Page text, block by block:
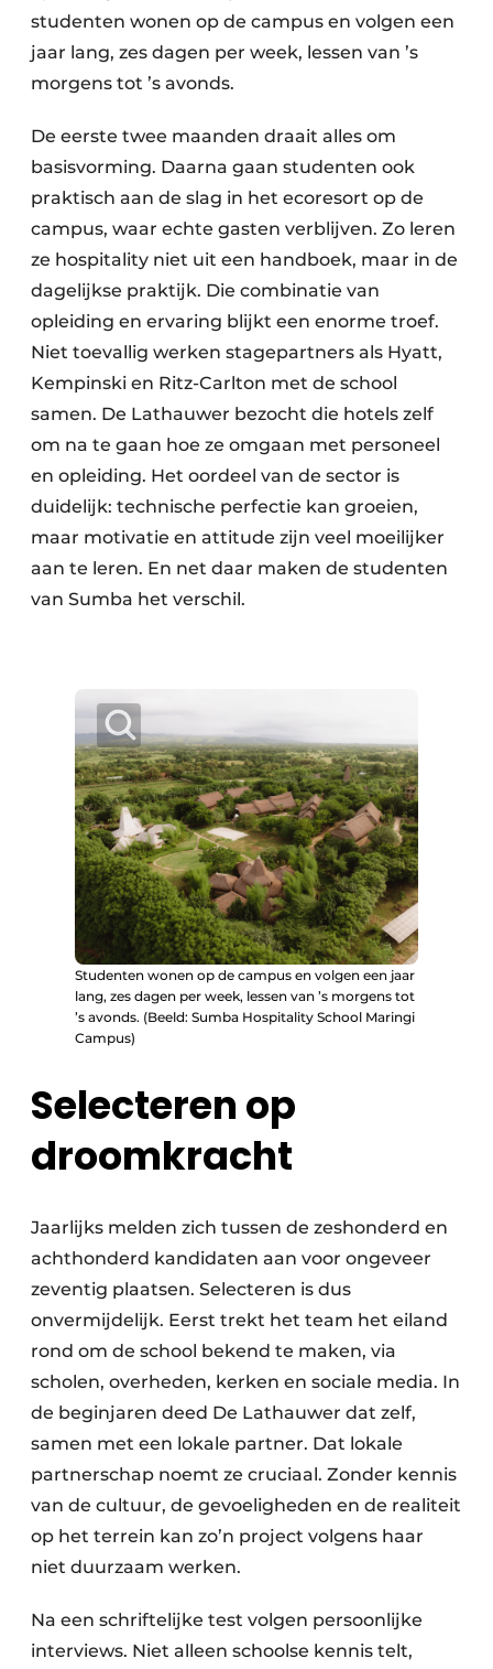
studenten wonen op de campus en volgen een
jaar lang, zes dagen per week, lessen van ’s
morgens tot ’s avonds.
De eerste twee maanden draait alles om
basisvorming. Daarna gaan studenten ook
praktisch aan de slag in het ecoresort op de
campus, waar echte gasten verblijven. Zo leren
ze hospitality niet uit een handboek, maar in de
dagelijkse praktijk. Die combinatie van
opleiding en ervaring blijkt een enorme troef.
Niet toevallig werken stagepartners als Hyatt,
Kempinski en Ritz-Carlton met de school
samen. De Lathauwer bezocht die hotels zelf
om na te gaan hoe ze omgaan met personeel
en opleiding. Het oordeel van de sector is
duidelijk: technische perfectie kan groeien,
maar motivatie en attitude zijn veel moeilijker
aan te leren. En net daar maken de studenten
van Sumba het verschil.
Studenten wonen op de campus en volgen een jaar
lang, zes dagen per week, lessen van ’s morgens tot
’s avonds. (Beeld: Sumba Hospitality School Maringi
Campus)
Selecteren op
droomkracht
Jaarlijks melden zich tussen de zeshonderd en
achthonderd kandidaten aan voor ongeveer
zeventig plaatsen. Selecteren is dus
onvermijdelijk. Eerst trekt het team het eiland
rond om de school bekend te maken, via
scholen, overheden, kerken en sociale media. In
de beginjaren deed De Lathauwer dat zelf,
samen met een lokale partner. Dat lokale
partnerschap noemt ze cruciaal. Zonder kennis
van de cultuur, de gevoeligheden en de realiteit
op het terrein kan zo’n project volgens haar
niet duurzaam werken.
Na een schriftelijke test volgen persoonlijke
interviews. Niet alleen schoolse kennis telt,